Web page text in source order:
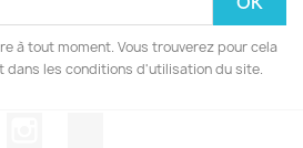
à tout moment. Vous trouverez pour cela
dans les conditions d'utilisation du site.